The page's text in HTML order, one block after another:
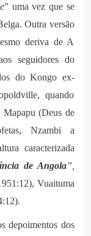
” uma vez que se
Outra versão
deriva de A
seguidores do
do Kongo ex-
quando
(Deus de
Nzambi a
caracterizada
de Angola”,
Vuaituma
depoimentos dos